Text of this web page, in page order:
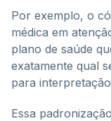
Por exemplo, o
médica em
plano de saúde
exatamente qual
para
Essa